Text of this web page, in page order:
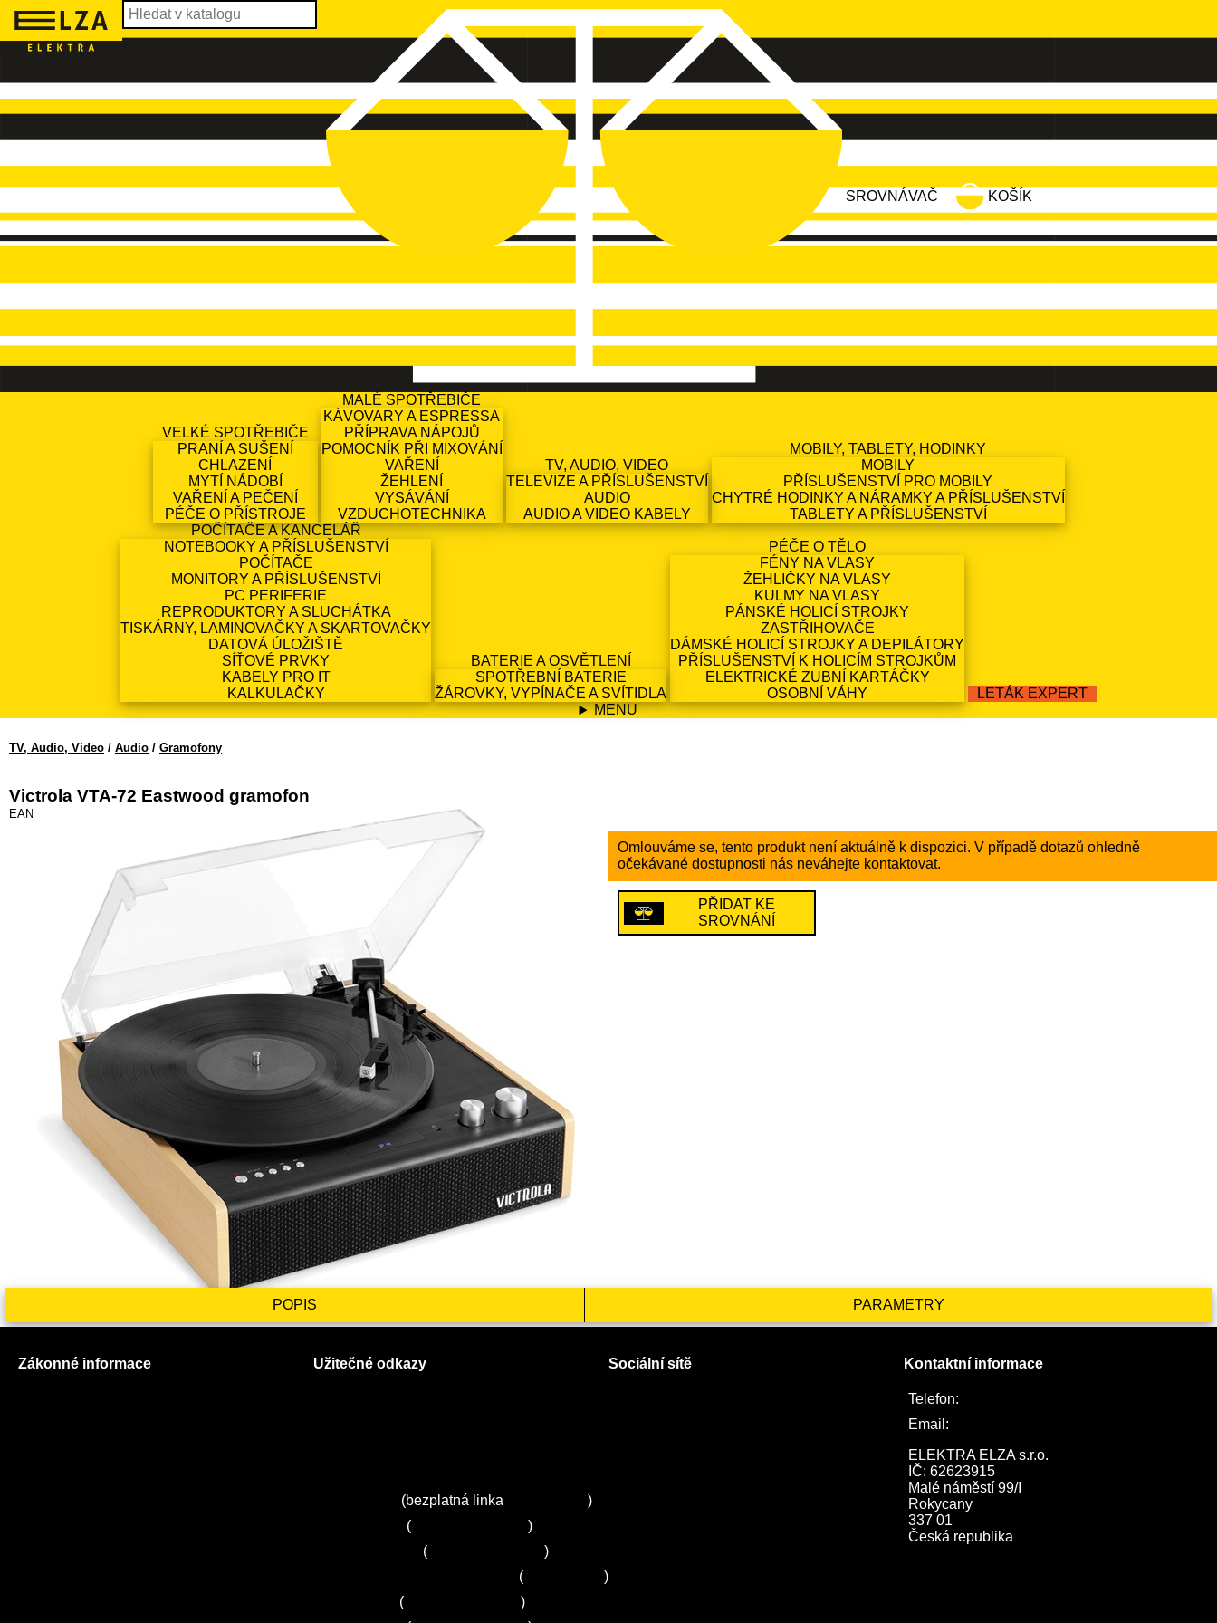
SROVNÁVAČ KOŠÍK
VELKÉ SPOTŘEBIČE
PRANÍ A SUŠENÍ
CHLAZENÍ
MYTÍ NÁDOBÍ
VAŘENÍ A PEČENÍ
PÉČE O PŘÍSTROJE
MALÉ SPOTŘEBIČE
KÁVOVARY A ESPRESSA
PŘÍPRAVA NÁPOJŮ
POMOCNÍK PŘI MIXOVÁNÍ
VAŘENÍ
ŽEHLENÍ
VYSÁVÁNÍ
VZDUCHOTECHNIKA
TV, AUDIO, VIDEO
TELEVIZE A PŘÍSLUŠENSTVÍ
AUDIO
AUDIO A VIDEO KABELY
MOBILY, TABLETY, HODINKY
MOBILY
PŘÍSLUŠENSTVÍ PRO MOBILY
CHYTRÉ HODINKY A NÁRAMKY A PŘÍSLUŠENSTVÍ
TABLETY A PŘÍSLUŠENSTVÍ
POČÍTAČE A KANCELÁŘ
NOTEBOOKY A PŘÍSLUŠENSTVÍ
POČÍTAČE
MONITORY A PŘÍSLUŠENSTVÍ
PC PERIFERIE
REPRODUKTORY A SLUCHÁTKA
TISKÁRNY, LAMINOVAČKY A SKARTOVAČKY
DATOVÁ ÚLOŽIŠTĚ
SÍŤOVÉ PRVKY
KABELY PRO IT
KALKULAČKY
BATERIE A OSVĚTLENÍ
SPOTŘEBNÍ BATERIE
ŽÁROVKY, VYPÍNAČE A SVÍTIDLA
PÉČE O TĚLO
FÉNY NA VLASY
ŽEHLIČKY NA VLASY
KULMY NA VLASY
PÁNSKÉ HOLICÍ STROJKY
ZASTŘIHOVAČE
DÁMSKÉ HOLICÍ STROJKY A DEPILÁTORY
PŘÍSLUŠENSTVÍ K HOLICÍM STROJKŮM
ELEKTRICKÉ ZUBNÍ KARTÁČKY
OSOBNÍ VÁHY
LETÁK EXPERT
MENU
TV, Audio, Video / Audio / Gramofony
Victrola VTA-72 Eastwood gramofon
EAN13: 5060647650551
Omlouváme se, tento produkt není aktuálně k dispozici. V případě dotazů ohledně
očekávané dostupnosti nás neváhejte kontaktovat.
PŘIDAT KE
SROVNÁNÍ
POPIS PARAMETRY
Zákonné informace Užitečné odkazy
(bezplatná linka
)
(
)
(
)
(
)
(
)
Sociální sítě Kontaktní informace
Telefon:
Email:
ELEKTRA ELZA s.r.o.
IČ: 62623915
Malé náměstí 99/I
Rokycany
337 01
Česká republika